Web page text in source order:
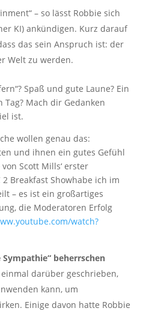
– so lässt Robbie sich
KI) ankündigen. Kurz darauf
das sein Anspruch ist: der
Welt zu werden.
Spaß und gute Laune? Ein
Mach dir Gedanken
ist.
wollen genau das:
und ihnen ein gutes Gefühl
Scott Mills‘ erster
Breakfast Showhabe ich im
– es ist ein großartiges
die Moderatoren Erfolg
watch?
beherrschen
darüber geschrieben,
kann, um
Einige davon hatte Robbie